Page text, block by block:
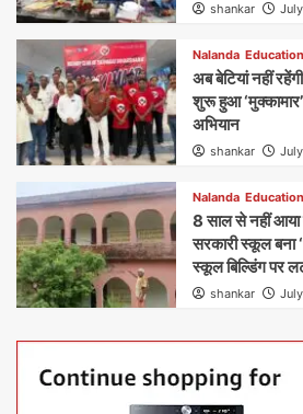
shankar
Nalanda Education
अब बेटियां नहीं
शुरू हुआ ‘मुक्कामार’
अभियान
shankar
Nalanda Education
8 साल से नहीं आया
सरकारी स्कूल बना
स्कूल बिल्डिंग पर
shankar